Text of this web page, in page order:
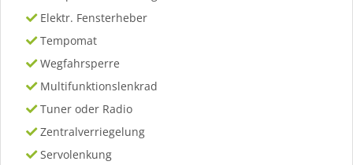
Elektr. Fensterheber
Tempomat
Wegfahrsperre
Multifunktionslenkrad
Tuner oder Radio
Zentralverriegelung
Servolenkung